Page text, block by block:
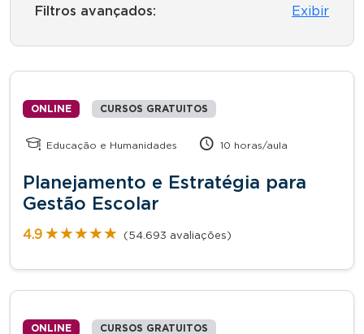
Filtros avançados: Exibir
ONLINE CURSOS GRATUITOS
Educação e Humanidades 10 horas/aula
Planejamento e Estratégia para
Gestão Escolar
4.9 ★★★★★
★★★★★ (54.693 avaliações)
ONLINE CURSOS GRATUITOS